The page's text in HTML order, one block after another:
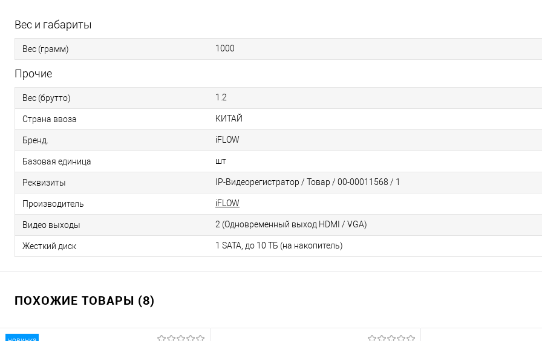
Вес и габариты
Вес (грамм) 1000
Прочие
Вес (брутто) 1.2
Страна ввоза КИТАЙ
Бренд. iFLOW
Базовая единица шт
Реквизиты IP-Видеорегистратор / Товар / 00-00011568 / 1
Производитель iFLOW
Видео выходы 2 (Одновременный выход HDMI / VGA)
Жесткий диск 1 SATA, до 10 ТБ (на накопитель)
ПОХОЖИЕ ТОВАРЫ (8)